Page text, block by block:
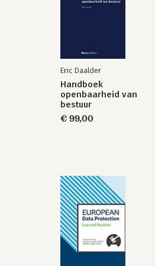
verwachtingen van toezicht 36
onpartijdigheid in nabijheid 39
van het rijkstoezicht in
45
53
taak 64
68
wetenschappelijk onderzoek 70
Eric Daalder
Handboek
openbaarheid van
bestuur
€ 99,00